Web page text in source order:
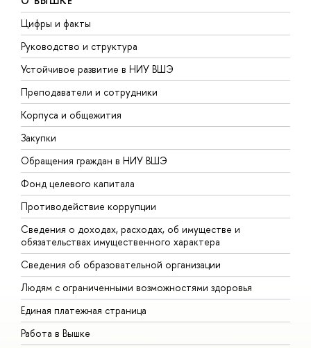
Цифры и факты
Руководство и структура
Устойчивое развитие в НИУ ВШЭ
Преподаватели и сотрудники
Корпуса и общежития
Закупки
Обращения граждан в НИУ ВШЭ
Фонд целевого капитала
Противодействие коррупции
Сведения о доходах, расходах, об имуществе и
обязательствах имущественного характера
Сведения об образовательной организации
Людям с ограниченными возможностями здоровья
Единая платежная страница
Работа в Вышке